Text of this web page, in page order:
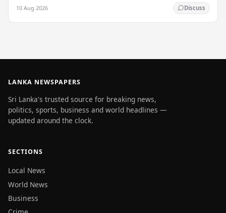
10 Aug 2026 Discuss
LANKA NEWSPAPERS
Sri Lanka's trusted source for breaking news,
politics, sports, business and world headlines —
updated around the clock.
SECTIONS
Local News
World News
Business